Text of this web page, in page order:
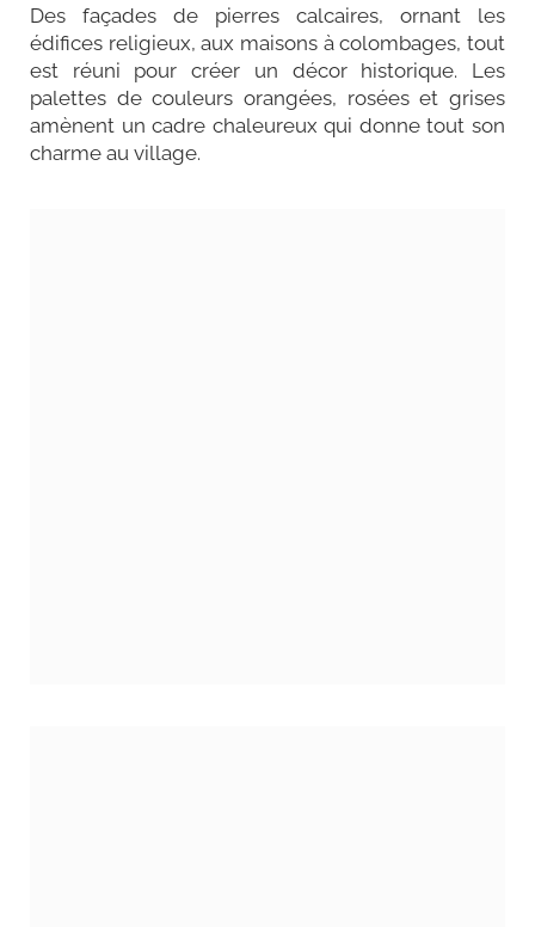
Des façades de pierres calcaires, ornant les
édifices religieux, aux maisons à colombages, tout
est réuni pour créer un décor historique. Les
palettes de couleurs orangées, rosées et grises
amènent un cadre chaleureux qui donne tout son
charme au village.